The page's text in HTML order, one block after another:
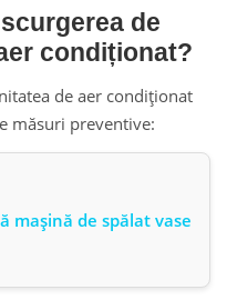
de
condiționat?
de aer condiționat
măsuri preventive:
mașină de spălat vase